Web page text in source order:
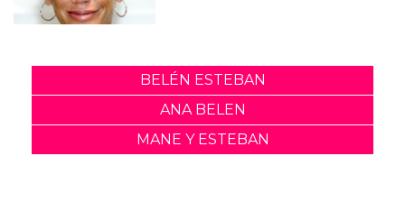
BELÉN ESTEBAN
ANA BELEN
MANE Y ESTEBAN